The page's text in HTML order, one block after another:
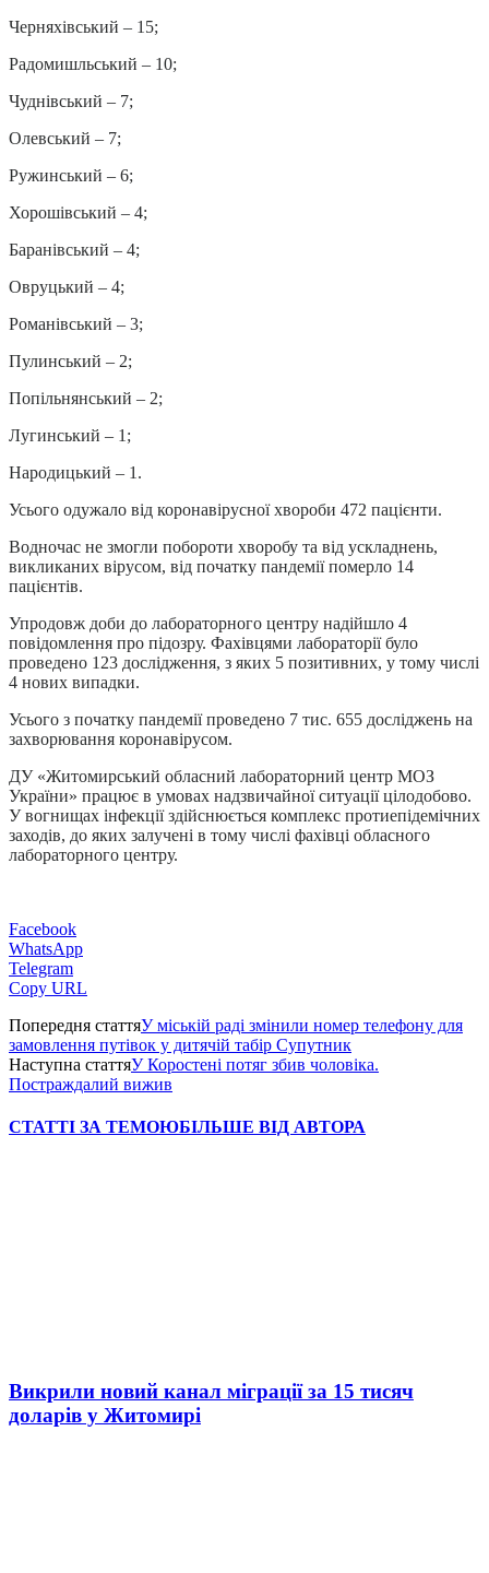
Черняхівський – 15;
Радомишльський – 10;
Чуднівський – 7;
Олевський – 7;
Ружинський – 6;
Хорошівський – 4;
Баранівський – 4;
Овруцький – 4;
Романівський – 3;
Пулинський – 2;
Попільнянський – 2;
Лугинський – 1;
Народицький – 1.
Усього одужало від коронавірусної хвороби 472 пацієнти.
Водночас не змогли побороти хворобу та від ускладнень,
викликаних вірусом, від початку пандемії померло 14
пацієнтів.
Упродовж доби до лабораторного центру надійшло 4
повідомлення про підозру. Фахівцями лабораторії було
проведено 123 дослідження, з яких 5 позитивних, у тому числі
4 нових випадки.
Усього з початку пандемії проведено 7 тис. 655 досліджень на
захворювання коронавірусом.
ДУ «Житомирський обласний лабораторний центр МОЗ
України» працює в умовах надзвичайної ситуації цілодобово.
У вогнищах інфекції здійснюється комплекс протиепідемічних
заходів, до яких залучені в тому числі фахівці обласного
лабораторного центру.
Facebook
WhatsApp
Telegram
Copy URL
Попередня статтяУ міській раді змінили номер телефону для
замовлення путівок у дитячій табір Супутник
Наступна статтяУ Коростені потяг збив чоловіка.
Постраждалий вижив
СТАТТІ ЗА ТЕМОЮБІЛЬШЕ ВІД АВТОРА
Викрили новий канал міграції за 15 тисяч
доларів у Житомирі